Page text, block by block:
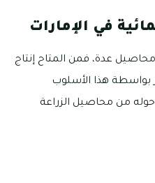
في الإمارات
عدة، فمن المتاح إنتاج
بواسطة هذا الأسلوب
حوله من محاصيل الزراعة